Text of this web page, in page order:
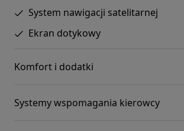
System nawigacji satelitarnej
Ekran dotykowy
Komfort i dodatki
Systemy wspomagania kierowcy